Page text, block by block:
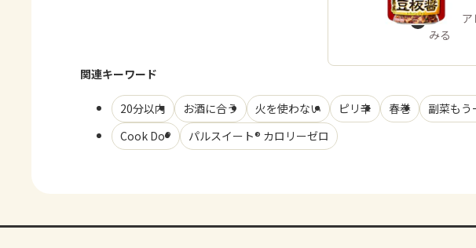
商品・
みる
関連キーワード
20分以内 お酒に合う 火を使わない ピリ辛 春巻 副菜もう
Cook Do®
パルスイート® カロリーゼロ